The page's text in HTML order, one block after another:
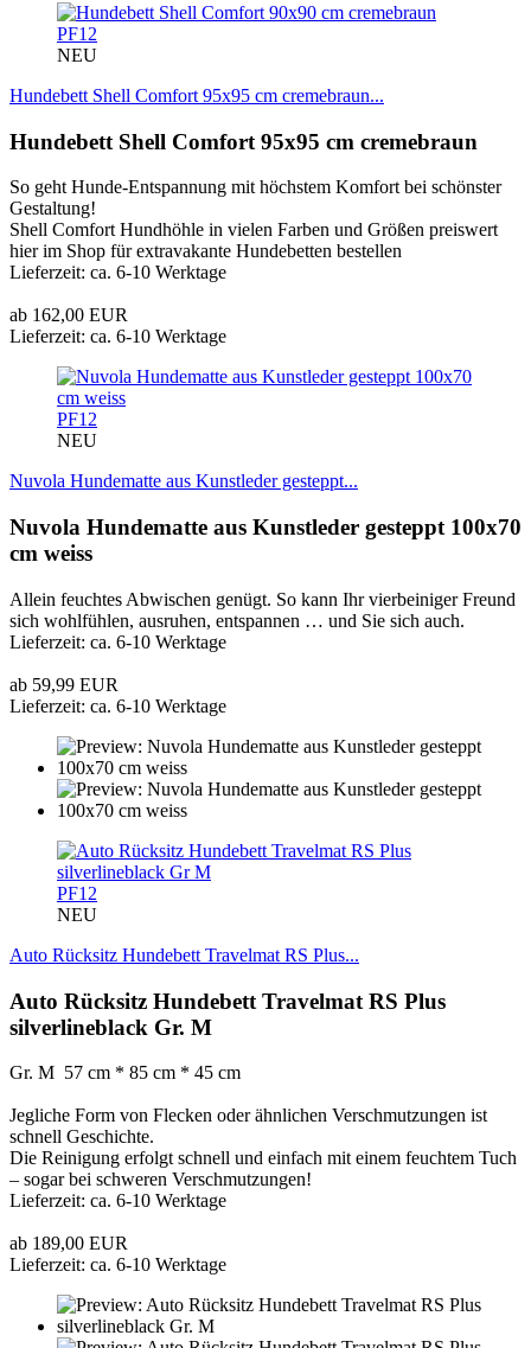
PF12
NEU
Hundebett Shell Comfort 95x95 cm cremebraun...
Hundebett Shell Comfort 95x95 cm cremebraun
So geht Hunde-Entspannung mit höchstem Komfort bei schönster
Gestaltung!
Shell Comfort Hundhöhle in vielen Farben und Größen preiswert
hier im Shop für extravakante Hundebetten bestellen
Lieferzeit: ca. 6-10 Werktage
ab 162,00 EUR
Lieferzeit: ca. 6-10 Werktage
PF12
NEU
Nuvola Hundematte aus Kunstleder gesteppt...
Nuvola Hundematte aus Kunstleder gesteppt 100x70
cm weiss
Allein feuchtes Abwischen genügt. So kann Ihr vierbeiniger Freund
sich wohlfühlen, ausruhen, entspannen … und Sie sich auch.
Lieferzeit: ca. 6-10 Werktage
ab 59,99 EUR
Lieferzeit: ca. 6-10 Werktage
PF12
NEU
Auto Rücksitz Hundebett Travelmat RS Plus...
Auto Rücksitz Hundebett Travelmat RS Plus
silverlineblack Gr. M
Gr. M 57 cm * 85 cm * 45 cm
Jegliche Form von Flecken oder ähnlichen Verschmutzungen ist
schnell Geschichte.
Die Reinigung erfolgt schnell und einfach mit einem feuchtem Tuch
– sogar bei schweren Verschmutzungen!
Lieferzeit: ca. 6-10 Werktage
ab 189,00 EUR
Lieferzeit: ca. 6-10 Werktage